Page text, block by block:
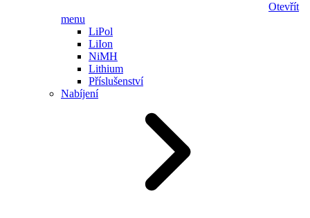
Otevřít
menu
LiPol
LiIon
NiMH
Lithium
Příslušenství
Nabíjení